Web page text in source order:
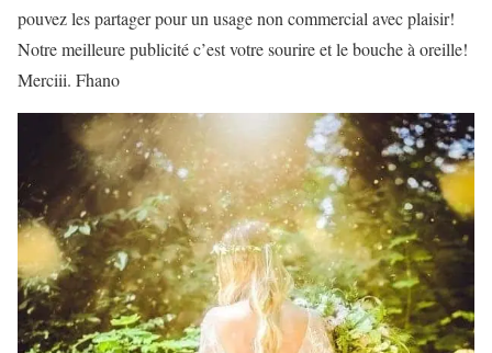
pouvez les partager pour un usage non commercial avec plaisir!
Notre meilleure publicité c’est votre sourire et le bouche à oreille!
Merciii. Fhano